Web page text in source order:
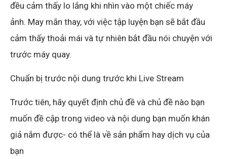
đều cảm thấy lo lắng khi nhìn vào một chiếc máy
ảnh. May mắn thay, với việc tập luyện bạn sẽ bắt đầu
cảm thấy thoải mái và tự nhiên bắt đầu nói chuyện với
trước máy quay.
Chuẩn bị trước nội dung trước khi Live Stream
Trước tiên, hãy quyết định chủ đề và chủ đề nào bạn
muốn đề cập trong video và nội dung bạn muốn khán
giả nắm được- có thể là về sản phẩm hay dịch vụ của
bạn